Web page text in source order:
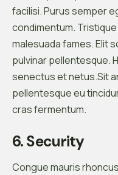
facilisi. Purus semper
condimentum.
malesuada fames. Elit
pulvinar pellentesque.
senectus et netus.Sit
pellentesque eu
cras fermentum.
6. Security
Congue mauris